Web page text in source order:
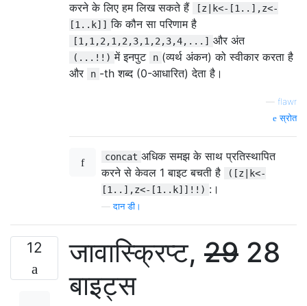
करने के लिए हम लिख सकते हैं
[z|k<-[1..],z<-
[1..k]] कि कौन सा परिणाम है
[1,1,2,1,2,3,1,2,3,4,...] और अंत
(...!!) में इनपुट n (व्यर्थ अंकन) को स्वीकार करता है
और
n -th शब्द (0-आधारित) देता है।
flawr
स्रोत
concat अधिक समझ के साथ प्रतिस्थापित
करने से केवल 1 बाइट बचती है
([z|k<-
[1..],z<-[1..k]]!!) :।
—दान डी।
12 जावास्क्रिप्ट, 29 28
बाइट्स